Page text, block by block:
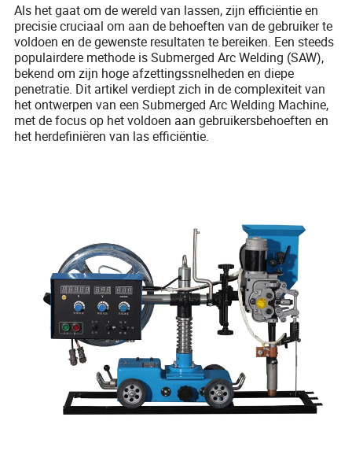
Als het gaat om de wereld van lassen, zijn efficiëntie en
precisie cruciaal om aan de behoeften van de gebruiker te
voldoen en de gewenste resultaten te bereiken. Een steeds
populairdere methode is Submerged Arc Welding (SAW),
bekend om zijn hoge afzettingssnelheden en diepe
penetratie. Dit artikel verdiept zich in de complexiteit van
het ontwerpen van een Submerged Arc Welding Machine,
met de focus op het voldoen aan gebruikersbehoeften en
het herdefiniëren van las efficiëntie.